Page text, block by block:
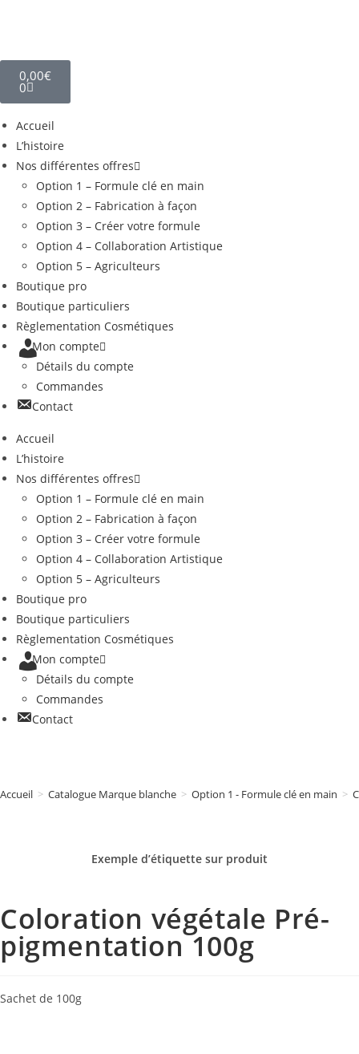
0,00€
0
Accueil
L’histoire
Nos différentes offres
Option 1 – Formule clé en main
Option 2 – Fabrication à façon
Option 3 – Créer votre formule
Option 4 – Collaboration Artistique
Option 5 – Agriculteurs
Boutique pro
Boutique particuliers
Règlementation Cosmétiques
Mon compte
Détails du compte
Commandes
Contact
Accueil
L’histoire
Nos différentes offres
Option 1 – Formule clé en main
Option 2 – Fabrication à façon
Option 3 – Créer votre formule
Option 4 – Collaboration Artistique
Option 5 – Agriculteurs
Boutique pro
Boutique particuliers
Règlementation Cosmétiques
Mon compte
Détails du compte
Commandes
Contact
Accueil > Catalogue Marque blanche > Option 1 - Formule clé en main >
Exemple d’étiquette sur produit
Coloration végétale Pré-
pigmentation 100g
Sachet de 100g